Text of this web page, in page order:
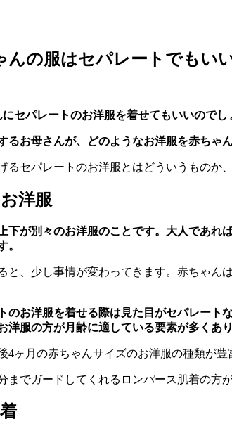
んの服はセパレートでもい
セパレートのお洋服を着せてもいいのでし
るお母さんが、どのようなお洋服を赤ちゃ
るセパレートのお洋服とはどういうものか
洋服
下が別々のお洋服のことです。大人であ
。
と、少し事情が変わってきます。赤ちゃ
のお洋服を着せる際は見た目がセパレート
洋服の方が月齢に適している要素が多くあり
4ヶ月の赤ちゃんサイズのお洋服の種類が豊
までガードしてくれるロンパース肌着の方